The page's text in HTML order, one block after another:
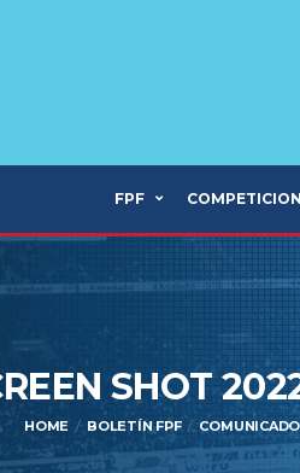
FPF
SHOT
HOME BOLETÍN FPF COMUNICADO